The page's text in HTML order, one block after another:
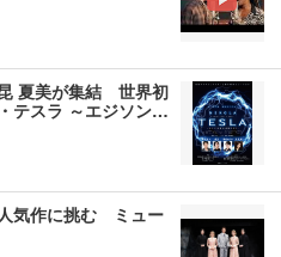
夏美が集結 世界初
テスラ ～エジソン…
気作に挑む ミュー